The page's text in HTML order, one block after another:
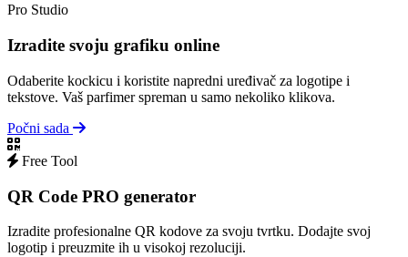
Pro Studio
Izradite svoju grafiku online
Odaberite kockicu i koristite napredni uređivač za logotipe i
tekstove. Vaš parfimer spreman u samo nekoliko klikova.
Počni sada
Free Tool
QR Code PRO generator
Izradite profesionalne QR kodove za svoju tvrtku. Dodajte svoj
logotip i preuzmite ih u visokoj rezoluciji.